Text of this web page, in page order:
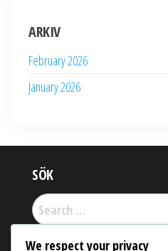
ARKIV
February 2026
January 2026
SÖK
Search
for:
We respect your privacy